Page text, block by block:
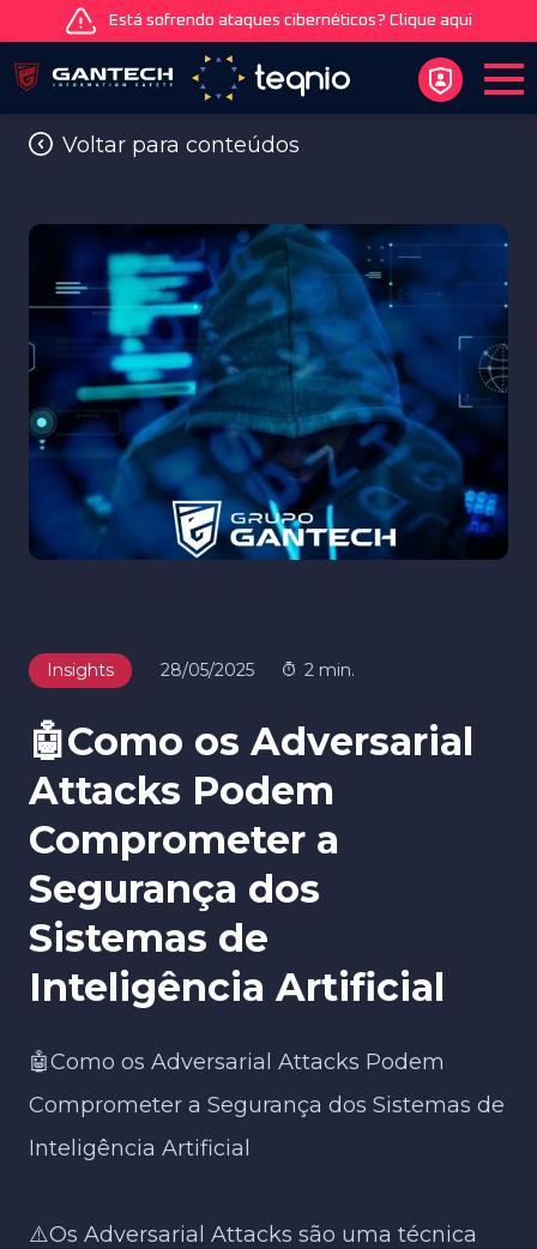
Está sofrendo ataques cibernéticos? Clique aqui
Voltar para conteúdos
Insights 28/05/2025 2 min.
🤖Como os Adversarial
Attacks Podem
Comprometer a
Segurança dos
Sistemas de
Inteligência Artificial
🤖Como os Adversarial Attacks Podem
Comprometer a Segurança dos Sistemas de
Inteligência Artificial
⚠️Os Adversarial Attacks são uma técnica